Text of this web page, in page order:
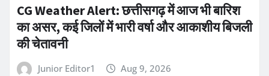
CG Weather Alert: छत्तीसगढ़ में आज भी बारिश
का असर, कई जिलों में भारी वर्षा और आकाशीय बिजली
की चेतावनी
Junior Editor1 Aug 9, 2026